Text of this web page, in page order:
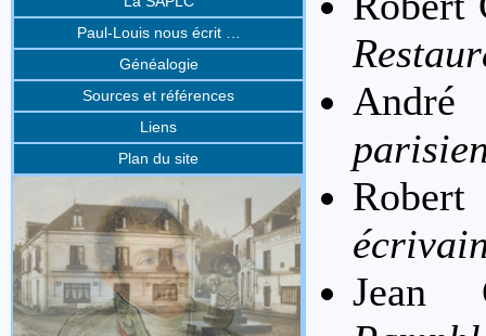
Paul-Louis nous écrit …
Généalogie
Sources et références
Liens
Plan du site
Jean